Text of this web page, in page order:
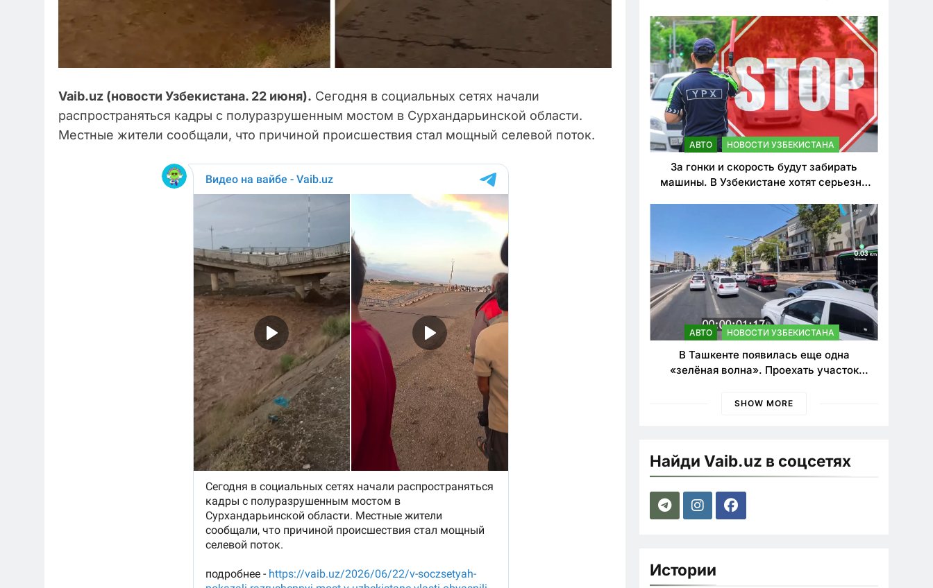
Vaib.uz (новости Узбекистана. 22 июня). Сегодня в социальных сетях начали
распространяться кадры с полуразрушенным мостом в Сурхандарьинской области.
Местные жители сообщали, что причиной происшествия стал мощный селевой поток.
АВТО НОВОСТИ УЗБЕКИСТАНА
За гонки и скорость будут забирать
машины. В Узбекистане хотят серьезно
АВТО НОВОСТИ УЗБЕКИСТАНА
В Ташкенте появилась еще одна
«зелёная волна». Проехать участок
SHOW MORE
Найди Vaib.uz в соцсетях
Истории